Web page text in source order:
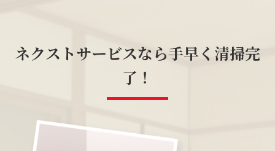
ネクストサービスなら手早く清掃完
了！